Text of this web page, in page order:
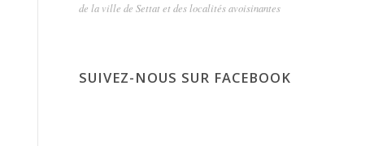
de la ville de Settat et des localités avoisinantes
SUIVEZ-NOUS SUR FACEBOOK